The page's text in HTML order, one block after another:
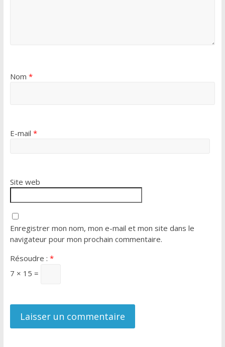
Nom *
E-mail *
Site web
Enregistrer mon nom, mon e-mail et mon site dans le
navigateur pour mon prochain commentaire.
Résoudre : *
7 × 15 =